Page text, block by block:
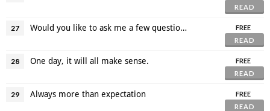
READ
27 Would you like to ask me a few questions?
FREE
READ
28 One day, it will all make sense.
FREE
READ
29 Always more than expectation
FREE
READ